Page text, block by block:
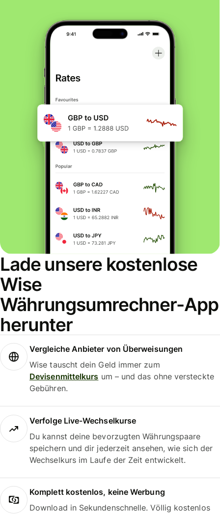
Lade unsere kostenlose
Wise
Währungsumrechner-App
herunter
Vergleiche Anbieter von Überweisungen
Wise tauscht dein Geld immer zum
Devisenmittelkurs um – und das ohne versteckte
Gebühren.
Verfolge Live-Wechselkurse
Du kannst deine bevorzugten Währungspaare
speichern und dir jederzeit ansehen, wie sich der
Wechselkurs im Laufe der Zeit entwickelt.
Komplett kostenlos, keine Werbung
Download in Sekundenschnelle. Völlig kostenlos